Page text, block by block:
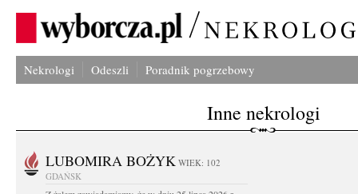
Nekrologi Odeszli Poradnik pogrzebowy
Inne nekrologi
LUBOMIRA BOŻYK WIEK: 102
GDAŃSK